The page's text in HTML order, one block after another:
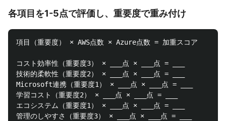
各項目を1-5点で評価し、重要度で重み付け
項目（重要度） × AWS点数 × Azure点数 = 加重スコア
コスト効率性（重要度3） × ___点 × ___点 = ___
技術的柔軟性（重要度2） × ___点 × ___点 = ___
Microsoft連携（重要度1） × ___点 × ___点 = ___
学習コスト（重要度2） × ___点 × ___点 = ___
エコシステム（重要度1） × ___点 × ___点 = ___
管理のしやすさ（重要度3） × ___点 × ___点 = ___